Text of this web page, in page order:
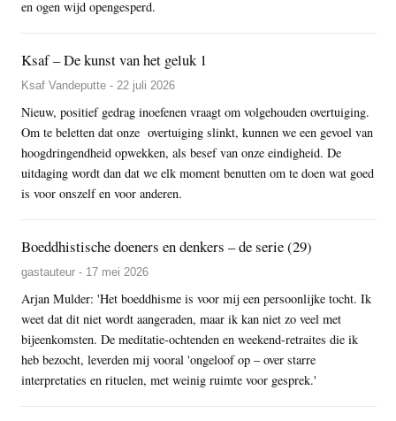
en ogen wijd opengesperd.
Ksaf – De kunst van het geluk 1
Ksaf Vandeputte - 22 juli 2026
Nieuw, positief gedrag inoefenen vraagt om volgehouden overtuiging.
Om te beletten dat onze overtuiging slinkt, kunnen we een gevoel van
hoogdringendheid opwekken, als besef van onze eindigheid. De
uitdaging wordt dan dat we elk moment benutten om te doen wat goed
is voor onszelf en voor anderen.
Boeddhistische doeners en denkers – de serie (29)
gastauteur - 17 mei 2026
Arjan Mulder: 'Het boeddhisme is voor mij een persoonlijke tocht. Ik
weet dat dit niet wordt aangeraden, maar ik kan niet zo veel met
bijeenkomsten. De meditatie-ochtenden en weekend-retraites die ik
heb bezocht, leverden mij vooral 'ongeloof op – over starre
interpretaties en rituelen, met weinig ruimte voor gesprek.'